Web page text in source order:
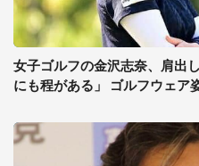
女子ゴルフの金沢志奈、肩出
にも程がある」 ゴルフウェア